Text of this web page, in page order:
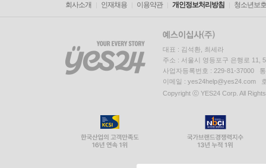
회사소개 인재채용 이용약관 개인정보처리방침 청소년보
대표 : 김석환, 최세라
주소 : 서울시 영등포구 은행로 11,
사업자등록번호 : 229-81-37000
이메일 : yes24help@yes24.com
Copyright ⓒ YES24 Corp. All